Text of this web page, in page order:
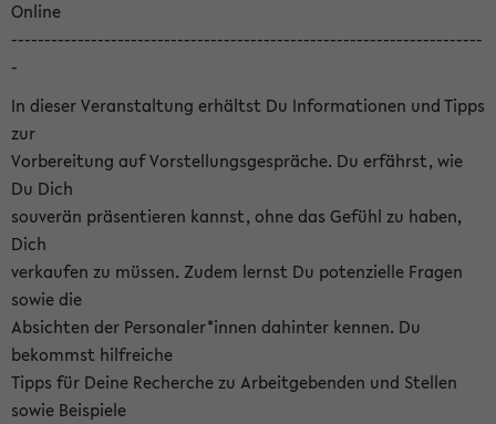
Online
-----------------------------------------------------------------------
-
In dieser Veranstaltung erhältst Du Informationen und Tipps
zur
Vorbereitung auf Vorstellungsgespräche. Du erfährst, wie
Du Dich
souverän präsentieren kannst, ohne das Gefühl zu haben,
Dich
verkaufen zu müssen. Zudem lernst Du potenzielle Fragen
sowie die
Absichten der Personaler*innen dahinter kennen. Du
bekommst hilfreiche
Tipps für Deine Recherche zu Arbeitgebenden und Stellen
sowie Beispiele